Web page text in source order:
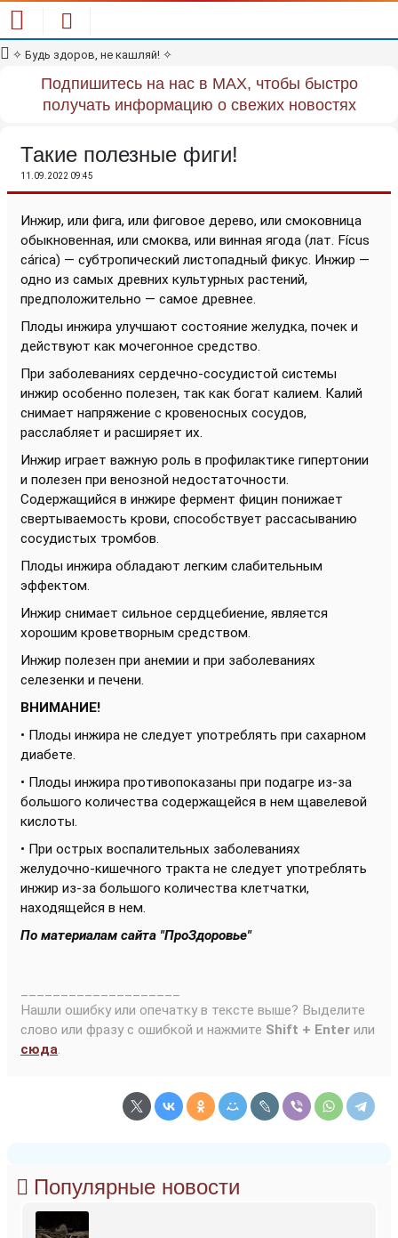
✧ Будь здоров, не кашляй! ✧
Подпишитесь на нас в MAX, чтобы быстро
получать информацию о свежих новостях
Такие полезные фиги!
11.09.2022 09:45
Инжир, или фига, или фиговое дерево, или смоковница
обыкновенная, или смоква, или винная ягода (лат. Fícus
cárica) — субтропический листопадный фикус. Инжир —
одно из самых древних культурных растений,
предположительно — самое древнее.
Плоды инжира улучшают состояние желудка, почек и
действуют как мочегонное средство.
При заболеваниях сердечно-сосудистой системы
инжир особенно полезен, так как богат калием. Калий
снимает напряжение с кровеносных сосудов,
расслабляет и расширяет их.
Инжир играет важную роль в профилактике гипертонии
и полезен при венозной недостаточности.
Содержащийся в инжире фермент фицин понижает
свертываемость крови, способствует рассасыванию
сосудистых тромбов.
Плоды инжира обладают легким слабительным
эффектом.
Инжир снимает сильное сердцебиение, является
хорошим кроветворным средством.
Инжир полезен при анемии и при заболеваниях
селезенки и печени.
ВНИМАНИЕ!
• Плоды инжира не следует употреблять при сахарном
диабете.
• Плоды инжира противопоказаны при подагре из-за
большого количества содержащейся в нем щавелевой
кислоты.
• При острых воспалительных заболеваниях
желудочно-кишечного тракта не следует употреблять
инжир из-за большого количества клетчатки,
находящейся в нем.
По материалам сайта "ПроЗдоровье"
Нашли ошибку или опечатку в тексте выше? Выделите
слово или фразу с ошибкой и нажмите Shift + Enter или
сюда.
Популярные новости